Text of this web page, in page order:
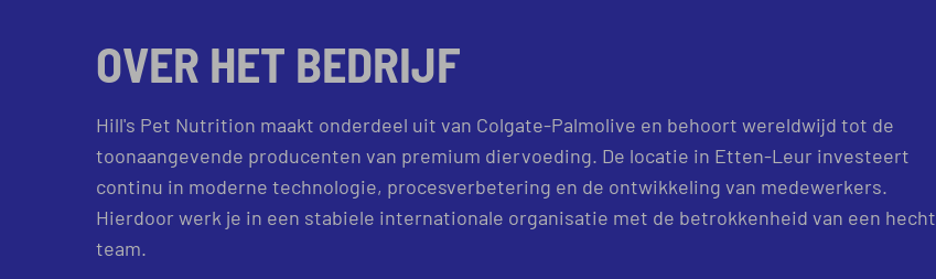
OVER HET BEDRIJF
Hill's Pet Nutrition maakt onderdeel uit van Colgate-Palmolive en behoort wereldwijd tot de
toonaangevende producenten van premium diervoeding. De locatie in Etten-Leur investeert
continu in moderne technologie, procesverbetering en de ontwikkeling van medewerkers.
Hierdoor werk je in een stabiele internationale organisatie met de betrokkenheid van een hecht
team.